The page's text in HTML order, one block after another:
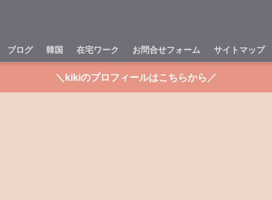
ブログ 韓国 在宅ワーク お問合せフォーム サイトマップ
＼kikiのプロフィールはこちらから／